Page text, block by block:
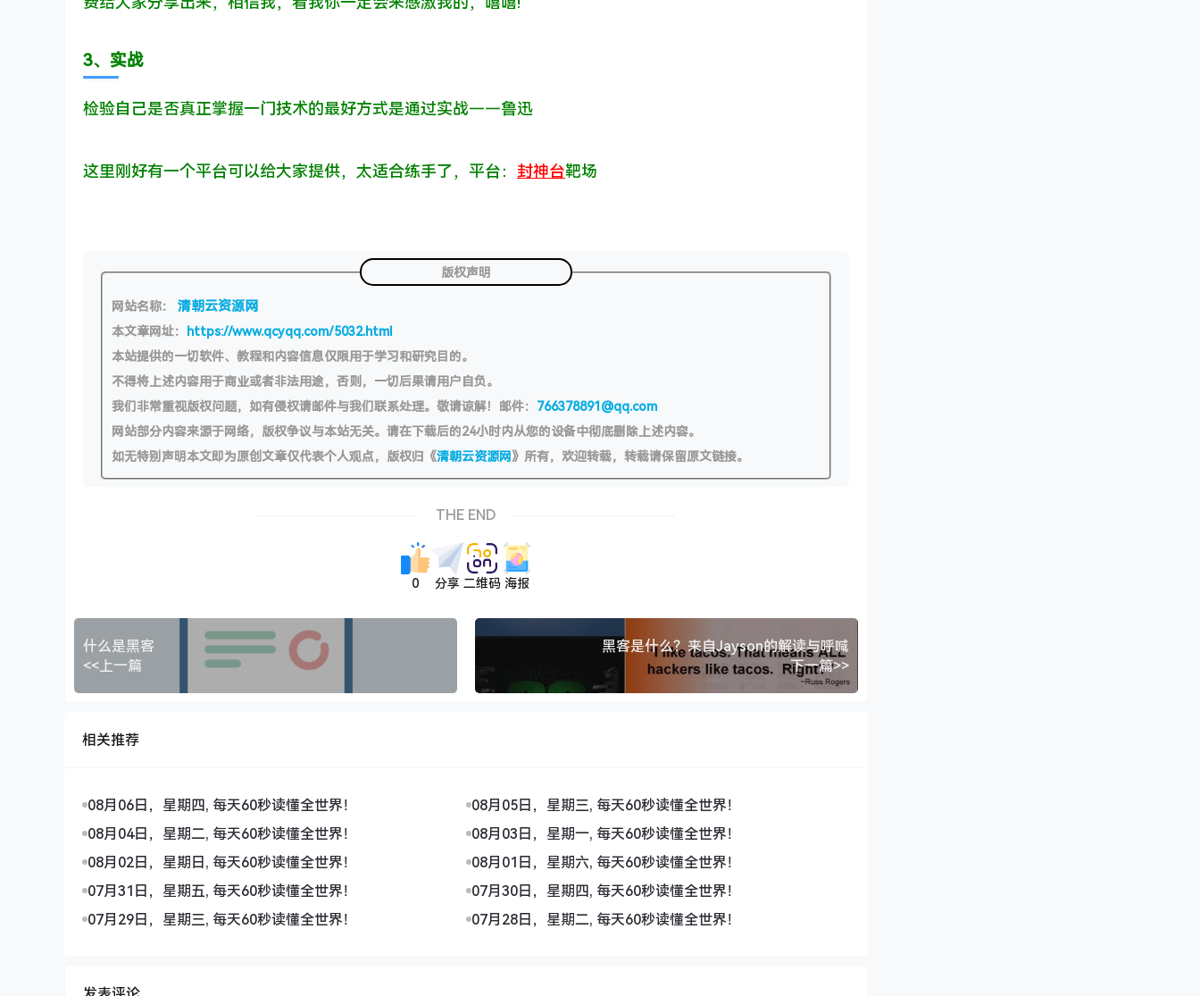
3、实战
检验自己是否真正掌握一门技术的最好方式是通过实战——鲁迅
这里刚好有一个平台可以给大家提供，太适合练手了，平台： 封神台靶场
版权声明
网站名称： 清朝云资源网
本文章网址： https://www.qcyqq.com/5032.html
本站提供的一切软件、教程和内容信息仅限用于学习和研究目的。
不得将上述内容用于商业或者非法用途，否则，一切后果请用户自负。
我们非常重视版权问题，如有侵权请邮件与我们联系处理。敬请谅解！邮件： 766378891@qq.com
网站部分内容来源于网络，版权争议与本站无关。请在下载后的24小时内从您的设备中彻底删除上述内容。
如无特别声明本文即为原创文章仅代表个人观点，版权归《清朝云资源网》所有，欢迎转载，转载请保留原文链接。
THE END
0 分享 二维码 海报
什么是黑客
<<上一篇
黑客是什么？来自Jayson的解读与呼喊
下一篇>>
相关推荐
08月06日，星期四, 每天60秒读懂全世界！
08月05日，星期三, 每天60秒读懂全世界！
08月04日，星期二, 每天60秒读懂全世界！
08月03日，星期一, 每天60秒读懂全世界！
08月02日，星期日, 每天60秒读懂全世界！
08月01日，星期六, 每天60秒读懂全世界！
07月31日，星期五, 每天60秒读懂全世界！
07月30日，星期四, 每天60秒读懂全世界！
07月29日，星期三, 每天60秒读懂全世界！
07月28日，星期二, 每天60秒读懂全世界！